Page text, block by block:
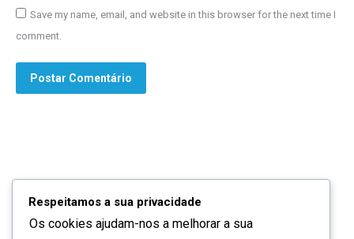
Save my name, email, and website in this browser for the next time I
comment.
Postar Comentário
Quem somos
Respeitamos a sua privacidade
Os cookies ajudam-nos a melhorar a sua